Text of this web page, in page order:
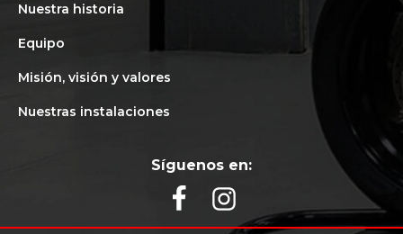
Nuestra historia
Equipo
Misión, visión y valores
Nuestras instalaciones
Síguenos en: